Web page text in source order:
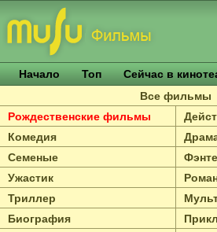
Начало Топ
Сейчас в
Все фильмы
Рождественские фильмы
Комедия
Семеные
Ужастик
Триллер
Биография